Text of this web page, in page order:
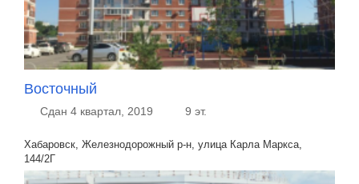
Восточный
Сдан 4 квартал, 2019 9 эт.
Хабаровск, Железнодорожный р-н, улица Карла Маркса,
144/2Г